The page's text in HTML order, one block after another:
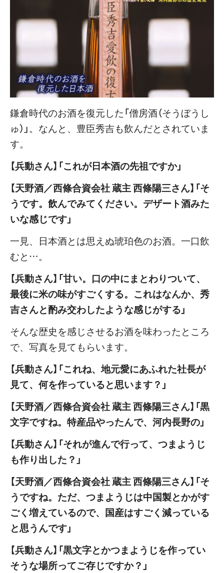
鎌倉時代のお酒を復元した「僧房酒（そうぼうし
ゅ）」。なんと、豊臣秀吉も飲んだとされていま
す。
【兵動さん】「これが日本酒の先祖ですか」
【天野酒／西條合資会社 蔵主 西條陽三さん】「そ
うです。飲んでみてください。デザート酒みた
いな感じです」
一見、日本酒とは思えぬ琥珀色のお酒。一口飲
むと…。
【兵動さん】「甘い。口の中にまとわりついて、
最後に米の味がすごくする。これはなんか、秀
吉さんと酌み交わしたような感じがする」
そんな歴史を感じさせるお酒を味わったところ
で、写真を見てもらいます。
【兵動さん】「これね、地元愛にあふれた社長が
見て、何を作っていると思います？」
【天野酒／西條合資会社 蔵主 西條陽三さん】「黒
文字ですね。特産品やったんで、河内長野の」
【兵動さん】「それが進んで行って、つまようじ
も作り出した？」
【天野酒／西條合資会社 蔵主 西條陽三さん】「そ
うですね。ただ、つまようじは中国製とかがす
ごく増えているので、国産はすごく減っている
と思うんです」
【兵動さん】「黒文字とかつまようじを作ってい
そうな場所ってご存じですか？」